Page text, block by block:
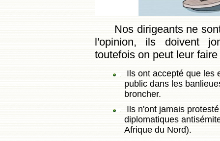
Nos dirigeants ne
l'opinion, ils doivent
toutefois on peut leur
Ils ont accepté que les
public dans les
broncher.
Ils n'ont jamais
diplomatiques
Afrique du Nord).